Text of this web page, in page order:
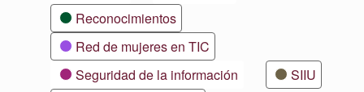
Reconocimientos
Red de mujeres en TIC
Seguridad de la información
SIIU